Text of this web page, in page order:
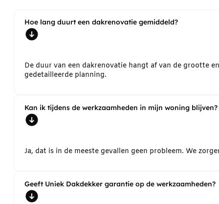
Hoe lang duurt een dakrenovatie gemiddeld?
De duur van een dakrenovatie hangt af van de grootte
gedetailleerde planning.
Kan ik tijdens de werkzaamheden in mijn woning blijven?
Ja, dat is in de meeste gevallen geen probleem. We
Geeft Uniek Dakdekker garantie op de werkzaamheden?